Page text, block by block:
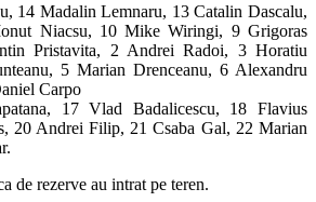
14 Madalin Lemnaru, 13 Catalin Dascalu,
Niacsu, 10 Mike Wiringi, 9 Grigoras
Pristavita, 2 Andrei Radoi, 3 Horatiu
5 Marian Drenceanu, 6 Alexandru
Carpo
17 Vlad Badalicescu, 18 Flavius
20 Andrei Filip, 21 Csaba Gal, 22 Marian
de rezerve au intrat pe teren.